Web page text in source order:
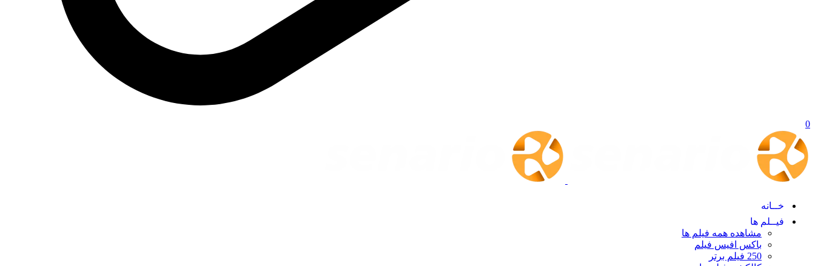
0
خــانه
فیــلم ها
مشاهده همه فیلم ها
باکس افیس فیلم
250 فیلم برتر